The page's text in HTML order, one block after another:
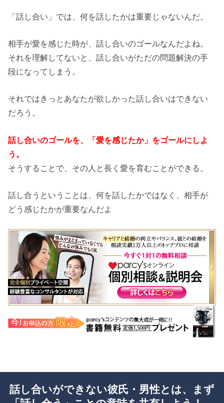
「話し合い」では、何を話したかは重要じゃないんだ。
相手が愛を感じた時が、話し合いのゴールなんだよね。
それを理解してないと、話し合いがただの問題解決の手
段になってしまう。
それではきっとあなたが欲しかった話し合いはできない
だろう。
話し合いのゴールを、「愛を感じたか」をゴールにしよ
う。
そうすることで、その人と長く愛を育むことができる。
話し合うということは、何を話したかではなく、相手が
どう感じたかが重要なんだよ
話し合いができない彼氏・男性とは、まず